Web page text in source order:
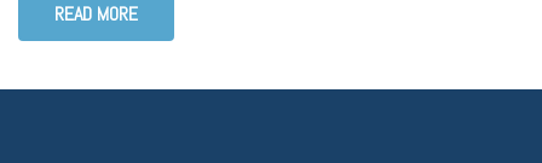
READ MORE